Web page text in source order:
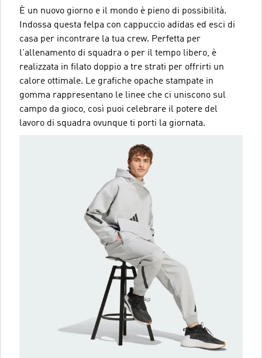
È un nuovo giorno e il mondo è pieno di possibilità.
Indossa questa felpa con cappuccio adidas ed esci di
casa per incontrare la tua crew. Perfetta per
l'allenamento di squadra o per il tempo libero, è
realizzata in filato doppio a tre strati per offrirti un
calore ottimale. Le grafiche opache stampate in
gomma rappresentano le linee che ci uniscono sul
campo da gioco, così puoi celebrare il potere del
lavoro di squadra ovunque ti porti la giornata.